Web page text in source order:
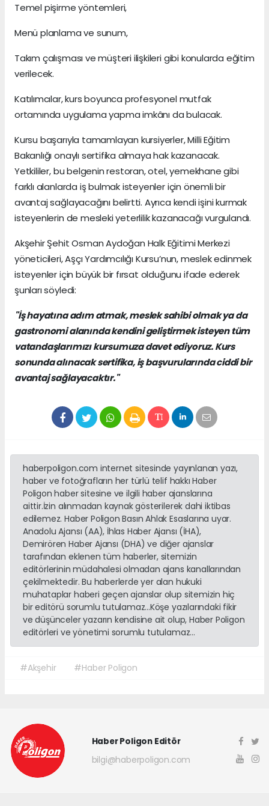
Temel pişirme yöntemleri,
Menü planlama ve sunum,
Takım çalışması ve müşteri ilişkileri gibi konularda eğitim
verilecek.
Katılımcılar, kurs boyunca profesyonel mutfak
ortamında uygulama yapma imkânı da bulacak.
Kursu başarıyla tamamlayan kursiyerler, Milli Eğitim
Bakanlığı onaylı sertifika almaya hak kazanacak.
Yetkililer, bu belgenin restoran, otel, yemekhane gibi
farklı alanlarda iş bulmak isteyenler için önemli bir
avantaj sağlayacağını belirtti. Ayrıca kendi işini kurmak
isteyenlerin de mesleki yeterlilik kazanacağı vurgulandı.
Akşehir Şehit Osman Aydoğan Halk Eğitimi Merkezi
yöneticileri, Aşçı Yardımcılığı Kursu’nun, meslek edinmek
isteyenler için büyük bir fırsat olduğunu ifade ederek
şunları söyledi:
"İş hayatına adım atmak, meslek sahibi olmak ya da
gastronomi alanında kendini geliştirmek isteyen tüm
vatandaşlarımızı kursumuza davet ediyoruz. Kurs
sonunda alınacak sertifika, iş başvurularında ciddi bir
avantaj sağlayacaktır."
haberpoligon.com internet sitesinde yayınlanan yazı,
haber ve fotoğrafların her türlü telif hakkı Haber
Poligon haber sitesine ve ilgili haber ajanslarına
aittir.İzin alınmadan kaynak gösterilerek dahi iktibas
edilemez. Haber Poligon Basın Ahlak Esaslarına uyar.
Anadolu Ajansı (AA), İhlas Haber Ajansı (İHA),
Demirören Haber Ajansı (DHA) ve diğer ajanslar
tarafından eklenen tüm haberler, sitemizin
editörlerinin müdahalesi olmadan ajans kanallarından
çekilmektedir. Bu haberlerde yer alan hukuki
muhataplar haberi geçen ajanslar olup sitemizin hiç
bir editörü sorumlu tutulamaz...Köşe yazılarındaki fikir
ve düşünceler yazarın kendisine ait olup, Haber Poligon
editörleri ve yönetimi sorumlu tutulamaz...
#Akşehir #Haber Poligon
Haber Poligon Editör
bilgi@haberpoligon.com